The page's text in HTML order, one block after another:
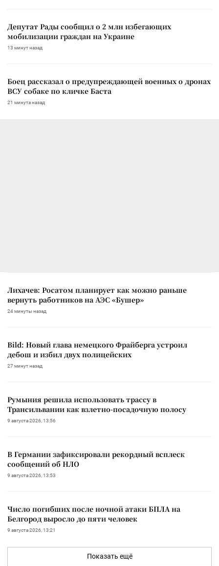
Депутат Рады сообщил о 2 млн избегающих
мобилизации граждан на Украине
13 минут назад
Боец рассказал о предупреждающей военных о дронах
ВСУ собаке по кличке Баста
21 минута назад
Лихачев: Росатом планирует как можно раньше
вернуть работников на АЭС «Бушер»
24 минуты назад
Bild: Новый глава немецкого Фрайберга устроил
дебош и избил двух полицейских
27 минут назад
Румыния решила использовать трассу в
Трансильвании как взлетно-посадочную полосу
9 августа 2026, 13:56
В Германии зафиксировали рекордный всплеск
сообщений об НЛО
9 августа 2026, 13:53
Число погибших после ночной атаки БПЛА на
Белгород выросло до пяти человек
9 августа 2026, 13:21
Показать ещё